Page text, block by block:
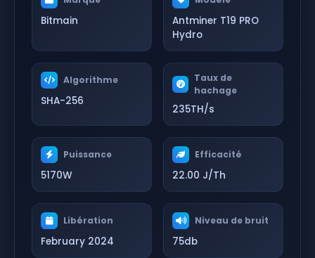
Bitmain
Antminer T19 PRO
Hydro
Algorithme
SHA-256
Taux de
hachage
235TH/s
Puissance
5170W
Efficacité
22.00 J/Th
Libération
February 2024
Niveau de bruit
75db